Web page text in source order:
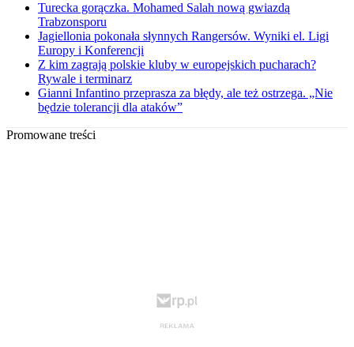
Turecka gorączka. Mohamed Salah nową gwiazdą
Trabzonsporu
Jagiellonia pokonała słynnych Rangersów. Wyniki el. Ligi
Europy i Konferencji
Z kim zagrają polskie kluby w europejskich pucharach?
Rywale i terminarz
Gianni Infantino przeprasza za błędy, ale też ostrzega. „Nie
będzie tolerancji dla ataków”
Promowane treści